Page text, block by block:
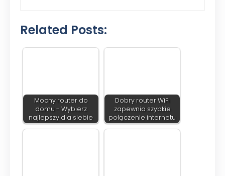
Related Posts:
Mocny router do
domu - Wybierz
najlepszy dla siebie
Dobry router WiFi
zapewnia szybkie
połączenie internetu